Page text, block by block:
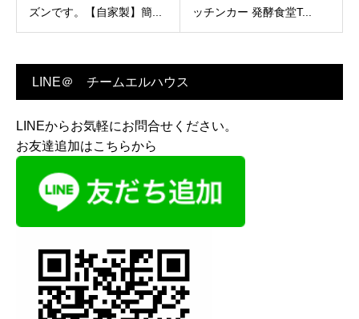
ズンです。【自家製】簡...
ッチンカー 発酵食堂T...
LINE＠ チームエルハウス
LINEからお気軽にお問合せください。
お友達追加はこちらから